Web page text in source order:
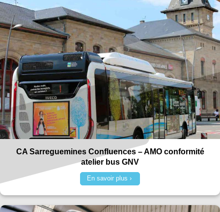
CA Sarreguemines Confluences – AMO conformité
atelier bus GNV
En savoir plus